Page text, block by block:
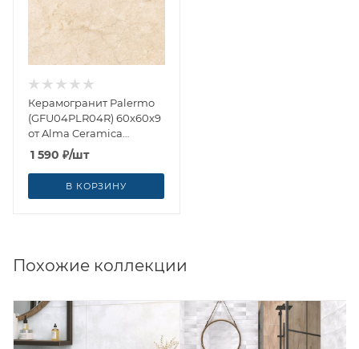
Керамогранит Palermo
(GFU04PLR04R) 60x60x9
от Alma Ceramica
(Россия)
1 590 ₽/шт
В КОРЗИНУ
Похожие коллекции